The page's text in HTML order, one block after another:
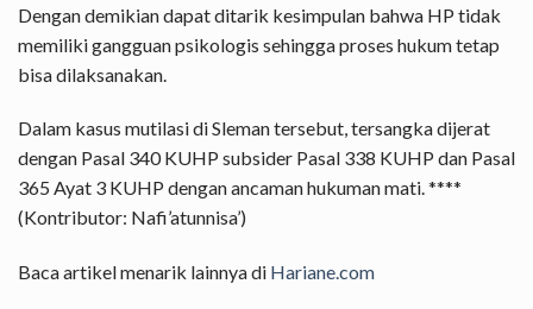
Dengan demikian dapat ditarik kesimpulan bahwa HP tidak
memiliki gangguan psikologis sehingga proses hukum tetap
bisa dilaksanakan.
Dalam kasus mutilasi di Sleman tersebut, tersangka dijerat
dengan Pasal 340 KUHP subsider Pasal 338 KUHP dan Pasal
365 Ayat 3 KUHP dengan ancaman hukuman mati. ****
(Kontributor: Nafi’atunnisa’)
Baca artikel menarik lainnya di Hariane.com